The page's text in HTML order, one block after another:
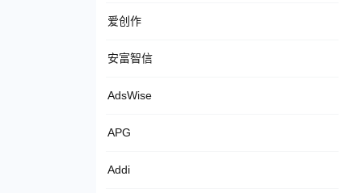
爱创作
安富智信
AdsWise
APG
Addi